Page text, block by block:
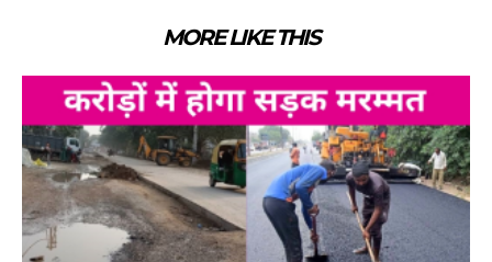
MORE LIKE THIS